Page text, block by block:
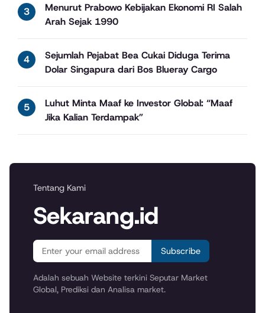
Menurut Prabowo Kebijakan Ekonomi RI Salah
Arah Sejak 1990
Sejumlah Pejabat Bea Cukai Diduga Terima
Dolar Singapura dari Bos Blueray Cargo
Luhut Minta Maaf ke Investor Global: “Maaf
Jika Kalian Terdampak”
Tentang Kami
Sekarang.id
Subscribe
Adalah sebuah Website terkini Seputar Market
Global, Prediksi dan Analisa market.